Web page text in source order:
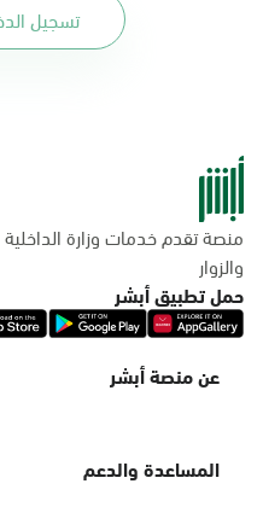
تسجيل
منصة تقدم خدمات وزارة
والزوار
حمل تطبيق أبشر
عن منصة أبشر
المساعدة والدعم